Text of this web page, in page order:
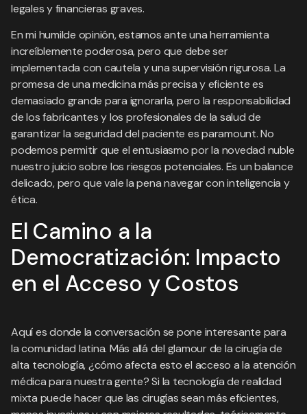
legales y financieras graves.
En mi humilde opinión, estamos ante una herramienta
increíblemente poderosa, pero que debe ser
implementada con cautela y una supervisión rigurosa. La
promesa de una medicina más precisa y eficiente es
demasiado grande para ignorarla, pero la responsabilidad
de los fabricantes y los profesionales de la salud de
garantizar la seguridad del paciente es paramount. No
podemos permitir que el entusiasmo por la novedad nuble
nuestro juicio sobre los riesgos potenciales. Es un balance
delicado, pero que vale la pena navegar con inteligencia y
ética.
El Camino a la
Democratización: Impacto
en el Acceso y Costos
Aquí es donde la conversación se pone interesante para
la comunidad latina. Más allá del glamour de la cirugía de
alta tecnología, ¿cómo afecta esto el acceso a la atención
médica para nuestra gente? Si la tecnología de realidad
mixta puede hacer que las cirugías sean más eficientes,